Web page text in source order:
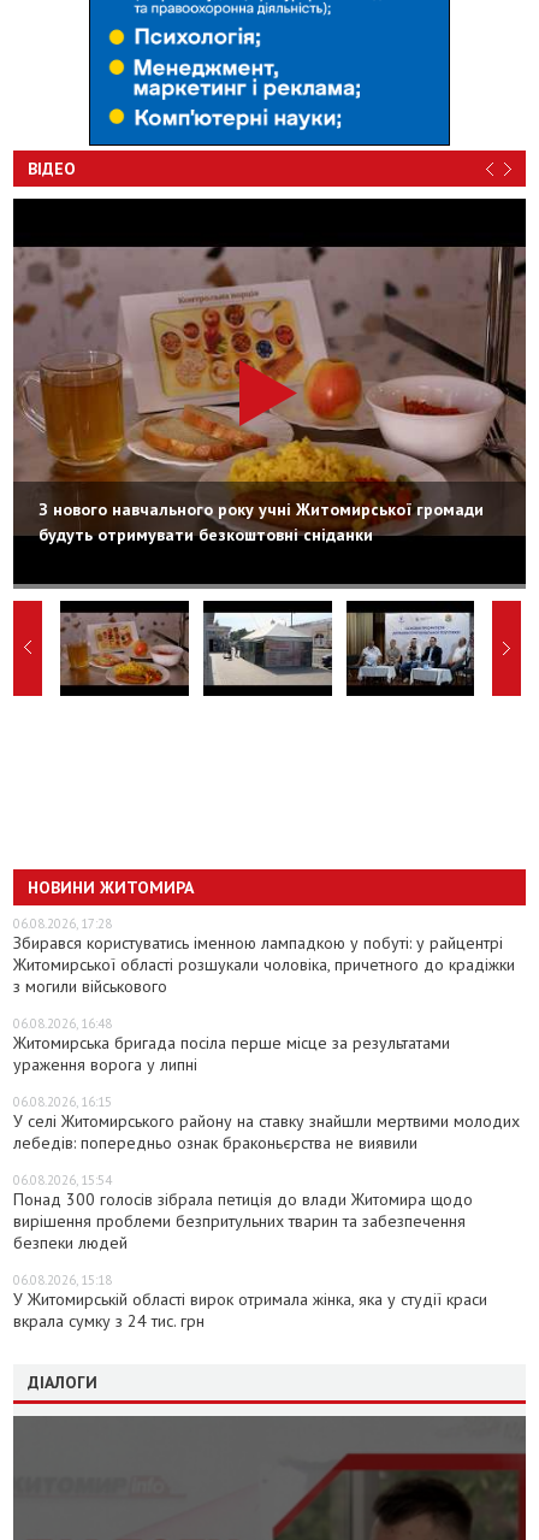
ВІДЕО
З нового навчального року учні Житомирської громади
будуть отримувати безкоштовні сніданки
НОВИНИ ЖИТОМИРА
06.08.2026, 17:28
Збирався користуватись іменною лампадкою у побуті: у райцентрі
Житомирської області розшукали чоловіка, причетного до крадіжки
з могили військового
06.08.2026, 16:48
Житомирська бригада посіла перше місце за результатами
ураження ворога у липні
06.08.2026, 16:15
У селі Житомирського району на ставку знайшли мертвими молодих
лебедів: попередньо ознак браконьєрства не виявили
06.08.2026, 15:54
Понад 300 голосів зібрала петиція до влади Житомира щодо
вирішення проблеми безпритульних тварин та забезпечення
безпеки людей
06.08.2026, 15:18
У Житомирській області вирок отримала жінка, яка у студії краси
вкрала сумку з 24 тис. грн
ДІАЛОГИ